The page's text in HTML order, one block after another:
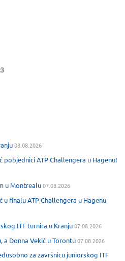
08.08.2026
ATP Challengera u Hagenu!
u Montrealu07.08.2026
finalu ATP Challengera u Hagenu
ITF turnira u Kranju07.08.2026
Donna Vekić u Torontu07.08.2026
za završnicu juniorskog ITF